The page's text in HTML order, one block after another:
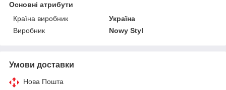
Основні атрибути
Країна виробник
Україна
Виробник
Nowy Styl
Умови доставки
Нова Пошта